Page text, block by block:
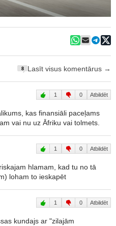
8 Lasīt visus komentārus →
1 0 Atbildēt
kas finansiāli paceļams
vai nu uz Āfriku vai tolmets.
1 0 Atbildēt
hlamam, kad tu no tā
loham to ieskapēt
1 0 Atbildēt
kundajs ar "zilajām